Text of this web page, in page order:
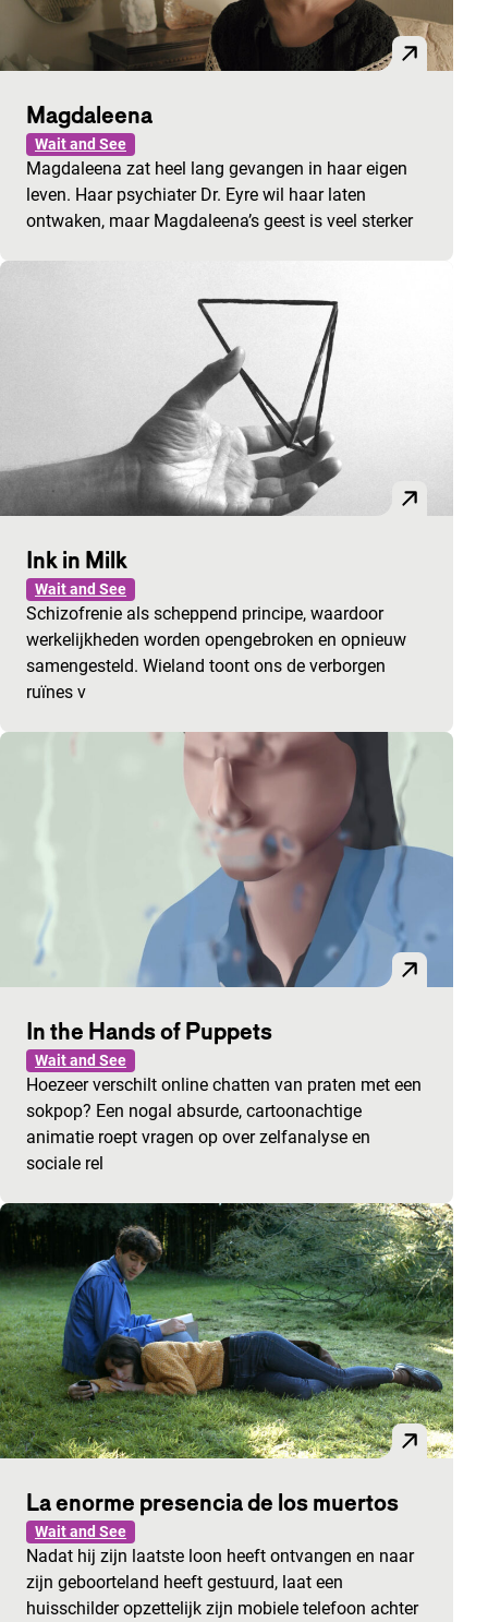
Magdaleena
Wait and See
Magdaleena zat heel lang gevangen in haar eigen
leven. Haar psychiater Dr. Eyre wil haar laten
ontwaken, maar Magdaleena’s geest is veel sterker
Ink in Milk
Wait and See
Schizofrenie als scheppend principe, waardoor
werkelijkheden worden opengebroken en opnieuw
samengesteld. Wieland toont ons de verborgen
ruïnes v
In the Hands of Puppets
Wait and See
Hoezeer verschilt online chatten van praten met een
sokpop? Een nogal absurde, cartoonachtige
animatie roept vragen op over zelfanalyse en
sociale rel
La enorme presencia de los muertos
Wait and See
Nadat hij zijn laatste loon heeft ontvangen en naar
zijn geboorteland heeft gestuurd, laat een
huisschilder opzettelijk zijn mobiele telefoon achter